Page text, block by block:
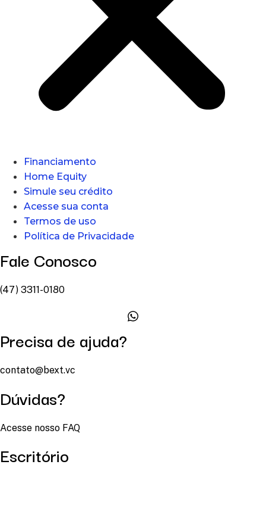
Financiamento
Home Equity
Simule seu crédito
Acesse sua conta
Termos de uso
Política de Privacidade
Fale Conosco
(47) 3311-0180
Precisa de ajuda?
contato@bext.vc
Dúvidas?
Acesse nosso FAQ
Escritório